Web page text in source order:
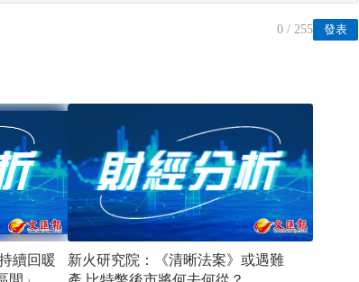
發表
0 / 255
續回暖
新火研究院：《清晰法案》或遇難